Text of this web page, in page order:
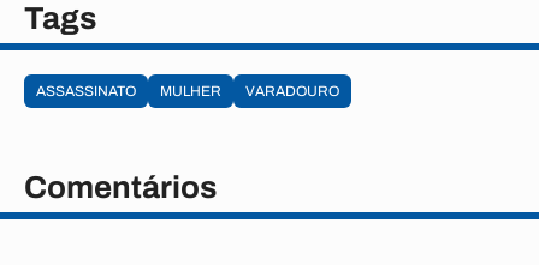
Tags
ASSASSINATO MULHER VARADOURO
Comentários